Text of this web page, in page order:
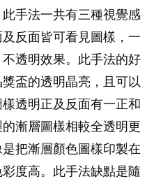
手法一共有三種視覺感
反面皆可看見圖樣，一
透明效果。此手法的好
盃的透明晶亮，且可以
透明正及反面有一正和
漸層圖樣相較全透明更
把漸層顏色圖樣印製在
度高。此手法缺點是隨